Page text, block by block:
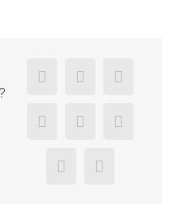
Facebook
LinkedInTumblr